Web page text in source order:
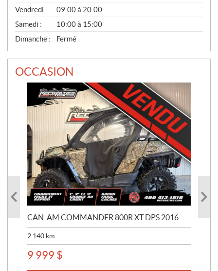
Vendredi :
09:00 à 20:00
Samedi :
10:00 à 15:00
Dimanche :
Fermé
OCCASION
CAN-AM COMMANDER 800R XT DPS 2016
2 140 km
9 999 $